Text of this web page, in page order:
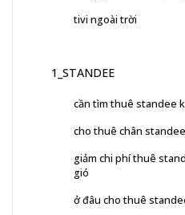
tivi ngoài trời
1_STANDEE
cần tìm thuê standee
cho thuê chân
giảm chi phí thuê
gió
ở đâu cho thuê